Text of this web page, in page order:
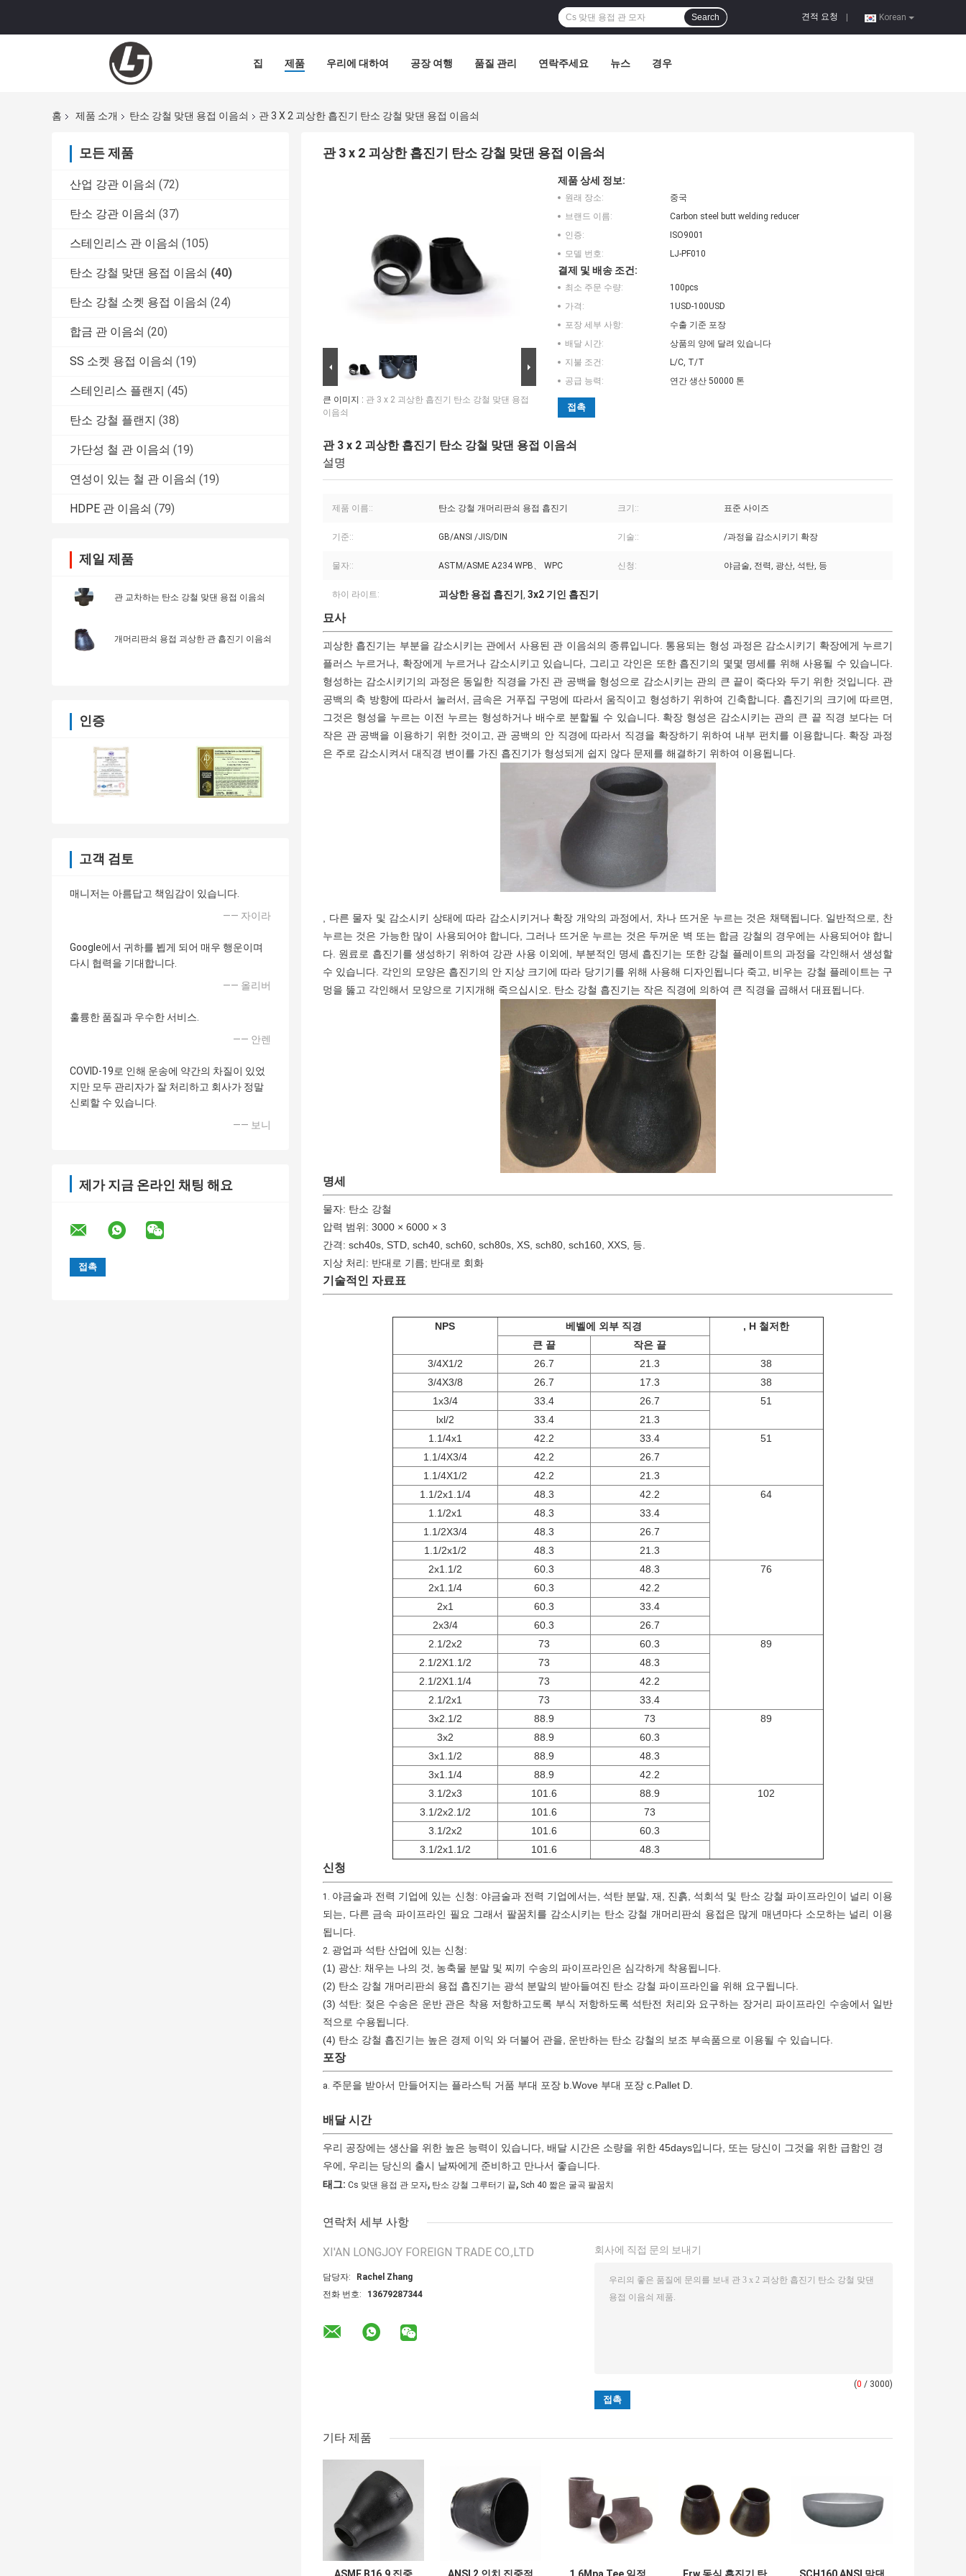
Korean
견적 요청
Search
집 제품 우리에 대하여 공장 여행 품질 관리 연락주세요 뉴스 경우
홈 제품 소개 탄소 강철 맞댄 용접 이음쇠 관 3 X 2 괴상한 흡진기 탄소 강철 맞댄 용접 이음쇠
모든 제품
산업 강관 이음쇠 (72)
탄소 강관 이음쇠 (37)
스테인리스 관 이음쇠 (105)
탄소 강철 맞댄 용접 이음쇠 (40)
탄소 강철 소켓 용접 이음쇠 (24)
합금 관 이음쇠 (20)
SS 소켓 용접 이음쇠 (19)
스테인리스 플랜지 (45)
탄소 강철 플랜지 (38)
가단성 철 관 이음쇠 (19)
연성이 있는 철 관 이음쇠 (19)
HDPE 관 이음쇠 (79)
제일 제품
관 교차하는 탄소 강철 맞댄 용접 이음쇠
개머리판쇠 용접 괴상한 관 흡진기 이음쇠
인증
고객 검토
매니저는 아름답고 책임감이 있습니다.
—— 자이라
Google에서 귀하를 뵙게 되어 매우 행운이며
다시 협력을 기대합니다.
—— 올리버
훌륭한 품질과 우수한 서비스.
—— 안렌
COVID-19로 인해 운송에 약간의 차질이 있었
지만 모두 관리자가 잘 처리하고 회사가 정말
신뢰할 수 있습니다.
—— 보니
제가 지금 온라인 채팅 해요
관 3 x 2 괴상한 흡진기 탄소 강철 맞댄 용접 이음쇠
큰 이미지 : 관 3 x 2 괴상한 흡진기 탄소 강철 맞댄 용접
이음쇠
제품 상세 정보:
원래 장소:
중국
브랜드 이름:
Carbon steel butt welding reducer
인증:
ISO9001
모델 번호:
LJ-PF010
결제 및 배송 조건:
최소 주문 수량:
100pcs
가격:
1USD-100USD
포장 세부 사항:
수출 기준 포장
배달 시간:
상품의 양에 달려 있습니다
지불 조건:
L/C, T/T
공급 능력:
연간 생산 50000 톤
접촉
관 3 x 2 괴상한 흡진기 탄소 강철 맞댄 용접 이음쇠
설명
제품 이름:: 탄소 강철 개머리판쇠 용접 흡진기 크기:: 표준 사이즈
기준:: GB/ANSI /JIS/DIN 기술:: /과정을 감소시키기 확장
물자:: ASTM/ASME A234 WPB、 WPC 신청: 야금술, 전력, 광산, 석탄, 등
하이 라이트: 괴상한 용접 흡진기 , 3x2 기인 흡진기
묘사
괴상한 흡진기는 부분을 감소시키는 관에서 사용된 관 이음쇠의 종류입니다. 통용되는 형성 과정은 감소시키기 확장에게 누르기
플러스 누르거나, 확장에게 누르거나 감소시키고 있습니다, 그리고 각인은 또한 흡진기의 몇몇 명세를 위해 사용될 수 있습니다.
형성하는 감소시키기의 과정은 동일한 직경을 가진 관 공백을 형성으로 감소시키는 관의 큰 끝이 죽다와 두기 위한 것입니다. 관
공백의 축 방향에 따라서 눌러서, 금속은 거푸집 구멍에 따라서 움직이고 형성하기 위하여 긴축합니다. 흡진기의 크기에 따르면,
그것은 형성을 누르는 이전 누르는 형성하거나 배수로 분할될 수 있습니다. 확장 형성은 감소시키는 관의 큰 끝 직경 보다는 더
작은 관 공백을 이용하기 위한 것이고, 관 공백의 안 직경에 따라서 직경을 확장하기 위하여 내부 펀치를 이용합니다. 확장 과정
은 주로 감소시켜서 대직경 변이를 가진 흡진기가 형성되게 쉽지 않다 문제를 해결하기 위하여 이용됩니다.
, 다른 물자 및 감소시키 상태에 따라 감소시키거나 확장 개악의 과정에서, 차나 뜨거운 누르는 것은 채택됩니다. 일반적으로, 찬
누르는 것은 가능한 많이 사용되어야 합니다, 그러나 뜨거운 누르는 것은 두꺼운 벽 또는 합금 강철의 경우에는 사용되어야 합니
다. 원료로 흡진기를 생성하기 위하여 강관 사용 이외에, 부분적인 명세 흡진기는 또한 강철 플레이트의 과정을 각인해서 생성할
수 있습니다. 각인의 모양은 흡진기의 안 지상 크기에 따라 당기기를 위해 사용해 디자인됩니다 죽고, 비우는 강철 플레이트는 구
멍을 뚫고 각인해서 모양으로 기지개해 죽으십시오. 탄소 강철 흡진기는 작은 직경에 의하여 큰 직경을 곱해서 대표됩니다.
명세
물자: 탄소 강철
압력 범위: 3000 × 6000 × 3
간격: sch40s, STD, sch40, sch60, sch80s, XS, sch80, sch160, XXS, 등.
지상 처리: 반대로 기름; 반대로 회화
기술적인 자료표
NPS 베벨에 외부 직경
, H 철저한
큰 끝
작은 끝
3/4X1/2
26.7 21.3
38
3/4X3/8
26.7 17.3
38
1x3/4
33.4 26.7
51
lxl/2
33.4
21.3
1.1/4x1
42.2 33.4
51
1.1/4X3/4
42.2
26.7
1.1/4X1/2
42.2
21.3
1.1/2x1.1/4
48.3 42.2
64
1.1/2x1
48.3
33.4
1.1/2X3/4
48.3
26.7
1.1/2x1/2
48.3
21.3
2x1.1/2
60.3 48.3
76
2x1.1/4
60.3
42.2
2x1
60.3
33.4
2x3/4
60.3
26.7
2.1/2x2
73 60.3
89
2.1/2X1.1/2
73
48.3
2.1/2X1.1/4
73
42.2
2.1/2x1
73
33.4
3x2.1/2
88.9 73
89
3x2
88.9
60.3
3x1.1/2
88.9
48.3
3x1.1/4
88.9
42.2
3.1/2x3
101.6 88.9
102
3.1/2x2.1/2
101.6
73
3.1/2x2
101.6
60.3
3.1/2x1.1/2
101.6 48.3
신청
1. 야금술과 전력 기업에 있는 신청: 야금술과 전력 기업에서는, 석탄 분말, 재, 진흙, 석회석 및 탄소 강철 파이프라인이 널리 이용
되는, 다른 금속 파이프라인 필요 그래서 팔꿈치를 감소시키는 탄소 강철 개머리판쇠 용접은 많게 매년마다 소모하는 널리 이용
됩니다.
2. 광업과 석탄 산업에 있는 신청:
(1) 광산: 채우는 나의 것, 농축물 분말 및 찌끼 수송의 파이프라인은 심각하게 착용됩니다.
(2) 탄소 강철 개머리판쇠 용접 흡진기는 광석 분말의 받아들여진 탄소 강철 파이프라인을 위해 요구됩니다.
(3) 석탄: 젖은 수송은 운반 관은 착용 저항하고도록 부식 저항하도록 석탄전 처리와 요구하는 장거리 파이프라인 수송에서 일반
적으로 수용됩니다.
(4) 탄소 강철 흡진기는 높은 경제 이익 와 더불어 관을, 운반하는 탄소 강철의 보조 부속품으로 이용될 수 있습니다.
포장
a. 주문을 받아서 만들어지는 플라스틱 거품 부대 포장 b.Wove 부대 포장 c.Pallet D.
배달 시간
우리 공장에는 생산을 위한 높은 능력이 있습니다, 배달 시간은 소량을 위한 45days입니다, 또는 당신이 그것을 위한 급함인 경
우에, 우리는 당신의 출시 날짜에게 준비하고 만나서 좋습니다.
태그: Cs 맞댄 용접 관 모자, 탄소 강철 그루터기 끝, Sch 40 짧은 굴곡 팔꿈치
연락처 세부 사항
XI'AN LONGJOY FOREIGN TRADE CO.,LTD
담당자:
Rachel Zhang
전화 번호:
13679287344
회사에 직접 문의 보내기
(0 / 3000)
기타 제품